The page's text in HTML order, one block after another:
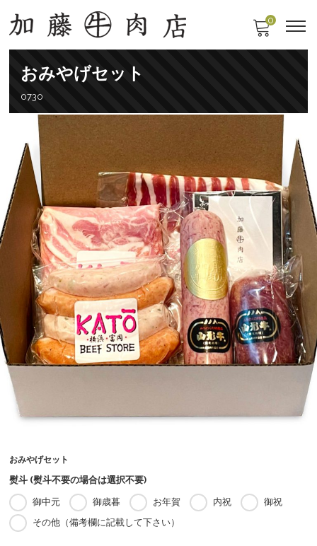
0
おみやげセット
0730
おみやげセット
熨斗 (熨斗不要の場合は選択不要)
御中元 御歳暮 お年賀 内祝
御祝
その他（備考欄に記載して下さい）